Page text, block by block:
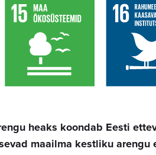
heaks koondab Eesti
maailma kestliku arengu